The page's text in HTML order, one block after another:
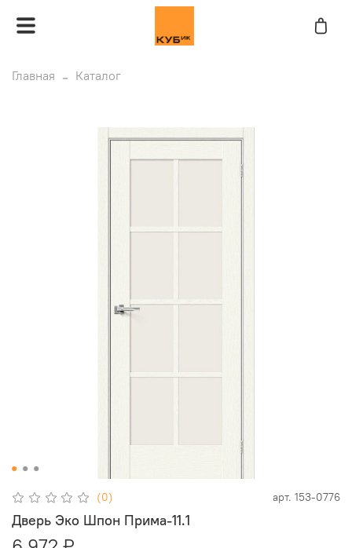
Главная Каталог
(0) арт. 153-0776
Дверь Эко Шпон Прима-11.1